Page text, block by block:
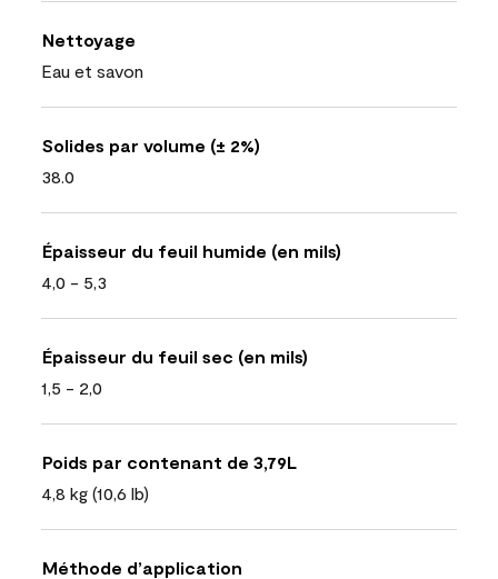
Nettoyage
Eau et savon
Solides par volume (± 2%)
38.0
Épaisseur du feuil humide (en mils)
4,0 - 5,3
Épaisseur du feuil sec (en mils)
1,5 - 2,0
Poids par contenant de 3,79L
4,8 kg (10,6 lb)
Méthode d’application